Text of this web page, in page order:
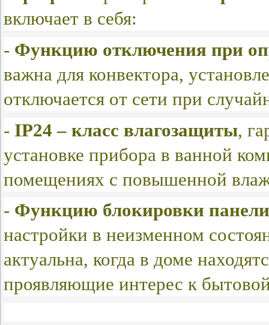
включает в себя:
- Функцию отключения при
важна для конвектора,
отключается от сети при
- IP24 – класс влагозащиты,
установке прибора в ванной
помещениях с повышенной
- Функцию блокировки
настройки в неизменном
актуальна, когда в доме
проявляющие интерес к